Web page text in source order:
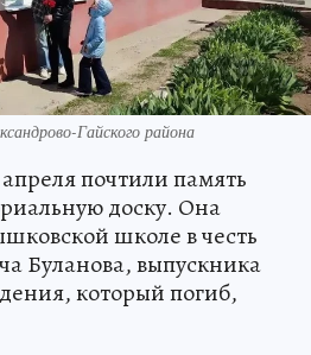
Гайского района
почтили память
доску. Она
школе в честь
Буланова, выпускника
который погиб,